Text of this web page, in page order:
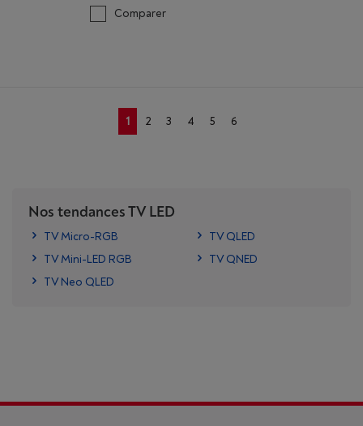
Comparer
1 2 3 4 5 6
Nos tendances TV LED
TV Micro-RGB
TV Mini-LED RGB
TV Neo QLED
TV QLED
TV QNED